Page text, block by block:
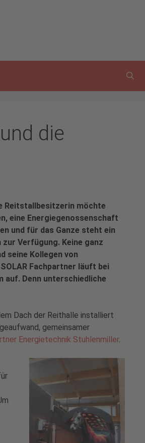
die
Reitstallbesitzerin möchte
eine Energiegenossenschaft
und für das Ganze steht ein
Verfügung. Keine ganz
seine Kollegen von
Fachpartner läuft bei
Denn unterschiedliche
Dach der Reithalle installiert
gemeinsamer
Energietechnik Stuhlenmiller.